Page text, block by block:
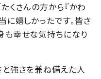
くさんの方から『かわ
に嬉しかったです。皆さ
も幸せな気持ちになり
と強さを兼ね備えた人